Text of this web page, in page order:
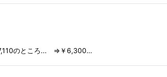
7,110のところ... ⇒￥6,300…